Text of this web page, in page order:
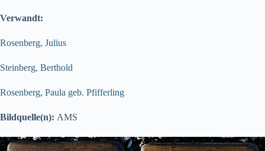
Verwandt:
Rosenberg, Julius
Steinberg, Berthold
Rosenberg, Paula geb. Pfifferling
Bildquelle(n): AMS